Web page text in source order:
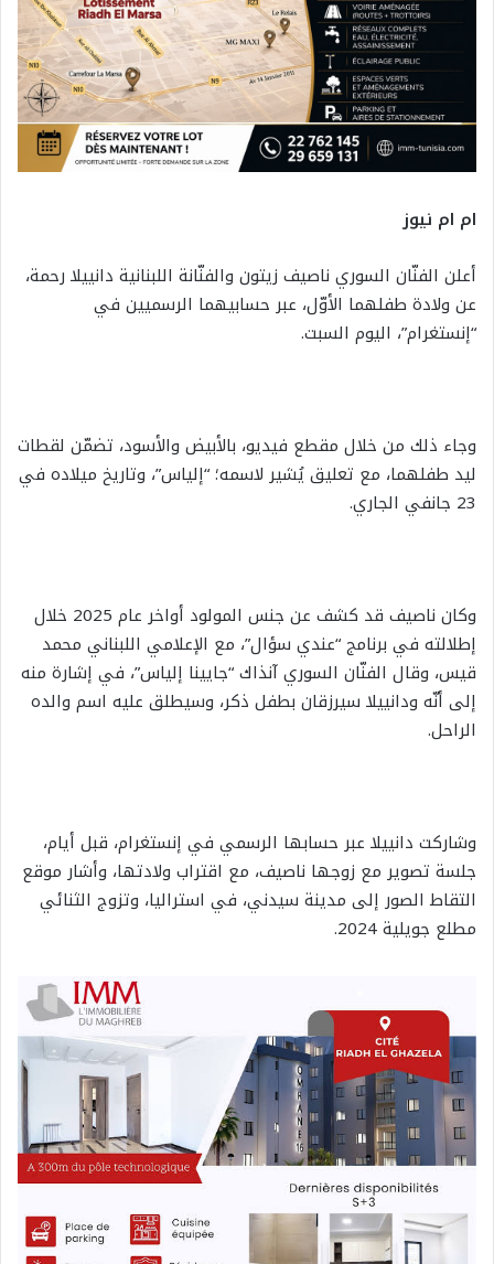
ام ام نيوز
أعلن الفنّان السوري ناصيف زيتون والفنّانة اللبنانية دانييلا رحمة،
عن ولادة طفلهما الأوّل، عبر حسابيهما الرسميين في
“إنستغرام”، اليوم السبت.
وجاء ذلك من خلال مقطع فيديو، بالأبيض والأسود، تضمّن لقطات
ليد طفلهما، مع تعليق يُشير لاسمه؛ “إلياس”، وتاريخ ميلاده في
23 جانفي الجاري.
وكان ناصيف قد كشف عن جنس المولود أواخر عام 2025 خلال
إطلالته في برنامج “عندي سؤال”، مع الإعلامي اللبناني محمد
قيس، وقال الفنّان السوري آنذاك “جايينا إلياس”، في إشارة منه
إلى أنّه ودانييلا سيرزقان بطفل ذكر، وسيطلق عليه اسم والده
الراحل.
وشاركت دانييلا عبر حسابها الرسمي في إنستغرام، قبل أيام،
جلسة تصوير مع زوجها ناصيف، مع اقتراب ولادتها، وأشار موقع
التقاط الصور إلى مدينة سيدني، في استراليا، وتزوج الثنائي
مطلع جويلية 2024.